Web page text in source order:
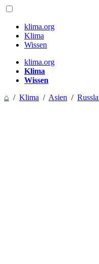
klima.org
Klima
Wissen
klima.org
Klima
Wissen
⌂ / Klima / Asien /